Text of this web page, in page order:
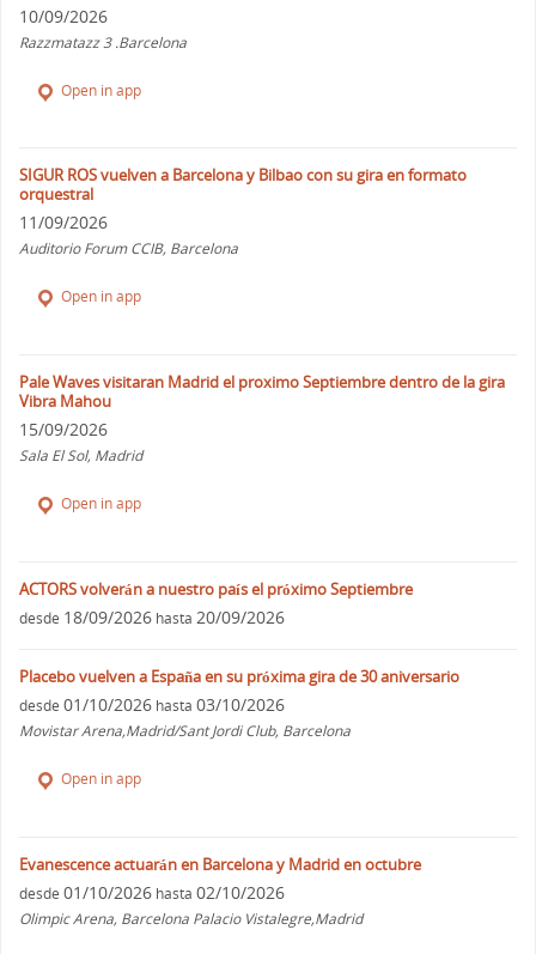
10/09/2026
Razzmatazz 3 .Barcelona
Open in app
SIGUR ROS vuelven a Barcelona y Bilbao con su gira en formato
orquestral
11/09/2026
Auditorio Forum CCIB, Barcelona
Open in app
Pale Waves visitaran Madrid el proximo Septiembre dentro de la gira
Vibra Mahou
15/09/2026
Sala El Sol, Madrid
Open in app
ACTORS volverán a nuestro país el próximo Septiembre
desde 18/09/2026 hasta 20/09/2026
Placebo vuelven a España en su próxima gira de 30 aniversario
desde 01/10/2026 hasta 03/10/2026
Movistar Arena,Madrid/Sant Jordi Club, Barcelona
Open in app
Evanescence actuarán en Barcelona y Madrid en octubre
desde 01/10/2026 hasta 02/10/2026
Olimpic Arena, Barcelona Palacio Vistalegre,Madrid